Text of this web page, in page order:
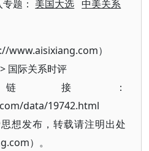
题： 美国大选 中美关系
www.aisixiang.com）
> 国际关系时评
接：
data/19742.html
想发布，转载请注明出处
）。